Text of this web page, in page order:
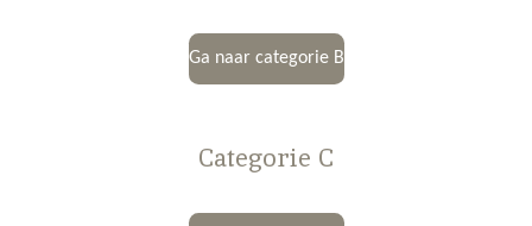
Ga naar categorie B
Categorie C